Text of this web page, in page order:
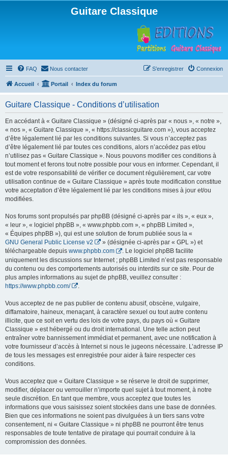
Guitare Classique
FAQ Nous contacter Connexion
S’enregistrer
Accueil Portail Index du forum
Guitare Classique - Conditions d’utilisation
En accédant à « Guitare Classique » (désigné ci-après par « nous », « notre »,
« nos », « Guitare Classique », « https://classicguitare.com »), vous acceptez
d’être légalement lié par les conditions suivantes. Si vous n’acceptez pas
d’être légalement lié par toutes ces conditions, alors n’accédez pas et/ou
n’utilisez pas « Guitare Classique ». Nous pouvons modifier ces conditions à
tout moment et ferons tout notre possible pour vous en informer. Cependant, il
est de votre responsabilité de vérifier ce document régulièrement, car votre
utilisation continue de « Guitare Classique » après toute modification constitue
votre acceptation d’être légalement lié par les conditions mises à jour et/ou
modifiées.
Nos forums sont propulsés par phpBB (désigné ci-après par « ils », « eux »,
« leur », « logiciel phpBB », « www.phpbb.com », « phpBB Limited »,
« Équipes phpBB »), qui est une solution de forum publiée sous la «
GNU General Public License v2
» (désignée ci-après par « GPL ») et
téléchargeable depuis www.phpbb.com
. Le logiciel phpBB facilite
uniquement les discussions sur Internet ; phpBB Limited n’est pas responsable
du contenu ou des comportements autorisés ou interdits sur ce site. Pour de
plus amples informations au sujet de phpBB, veuillez consulter :
https://www.phpbb.com/
Vous acceptez de ne pas publier de contenu abusif, obscène, vulgaire,
diffamatoire, haineux, menaçant, à caractère sexuel ou tout autre contenu
illicite, que ce soit en vertu des lois de votre pays, du pays où « Guitare
Classique » est hébergé ou du droit international. Une telle action peut
entraîner votre bannissement immédiat et permanent, avec une notification à
votre fournisseur d’accès à Internet si nous le jugeons nécessaire. L’adresse IP
de tous les messages est enregistrée pour aider à faire respecter ces
conditions.
Vous acceptez que « Guitare Classique » se réserve le droit de supprimer,
modifier, déplacer ou verrouiller n’importe quel sujet à tout moment, à notre
seule discrétion. En tant que membre, vous acceptez que toutes les
informations que vous saisissez soient stockées dans une base de données.
Bien que ces informations ne soient pas divulguées à un tiers sans votre
consentement, ni « Guitare Classique » ni phpBB ne pourront être tenus
responsables de toute tentative de piratage qui pourrait conduire à la
compromission des données.